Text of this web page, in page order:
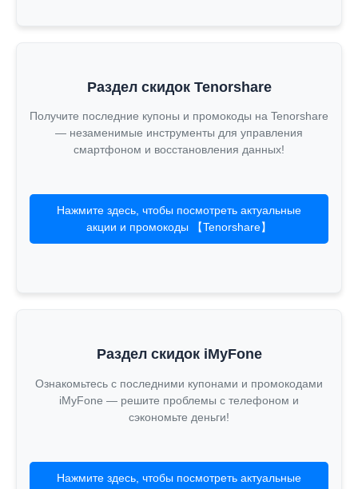
Раздел скидок Tenorshare
Получите последние купоны и промокоды на Tenorshare
— незаменимые инструменты для управления
смартфоном и восстановления данных!
Нажмите здесь, чтобы посмотреть актуальные
акции и промокоды 【Tenorshare】
Раздел скидок iMyFone
Ознакомьтесь с последними купонами и промокодами
iMyFone — решите проблемы с телефоном и
сэкономьте деньги!
Нажмите здесь, чтобы посмотреть актуальные